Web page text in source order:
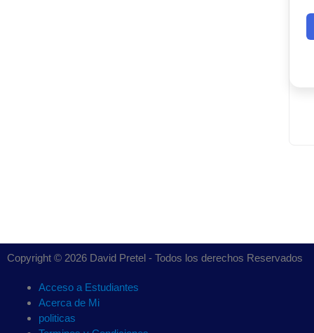
Copyright © 2026 David Pretel - Todos los derechos Reservados
Acceso a Estudiantes
Acerca de Mi
politicas